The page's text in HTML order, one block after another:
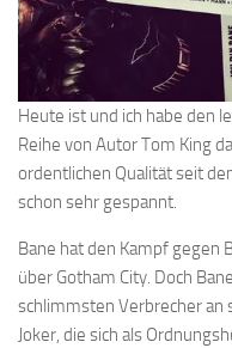
Heute ist und ich habe den
Reihe von Autor Tom King
ordentlichen Qualität seit
schon sehr gespannt.
Bane hat den Kampf gegen
über Gotham City. Doch
schlimmsten Verbrecher an
Joker, die sich als